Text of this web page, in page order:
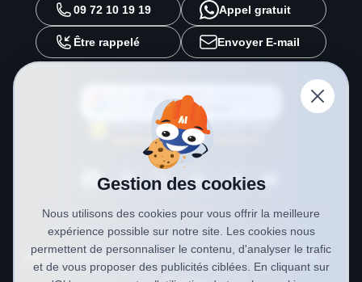
09 72 10 19 19 Appel gratuit
Être rappelé Envoyer E-mail
METAL 2000
source préférée surGoogle
Mentions légales CGV Politique de confidentialité
Gestion des cookies
Nous utilisons des cookies pour vous offrir la meilleure
expérience possible sur notre site. Les cookies nous
permettent de personnaliser le contenu, d'analyser le trafic
et de vous proposer des publicités ciblées. En cliquant sur